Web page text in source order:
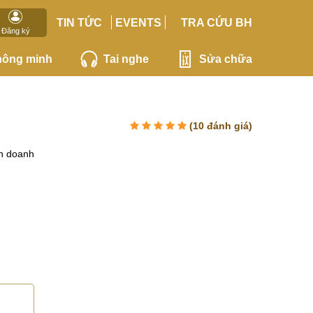
Đăng ký
TIN TỨC EVENTS TRA CỨU BH
minh Tai nghe Sửa chữa
(10 đánh giá)
doanh